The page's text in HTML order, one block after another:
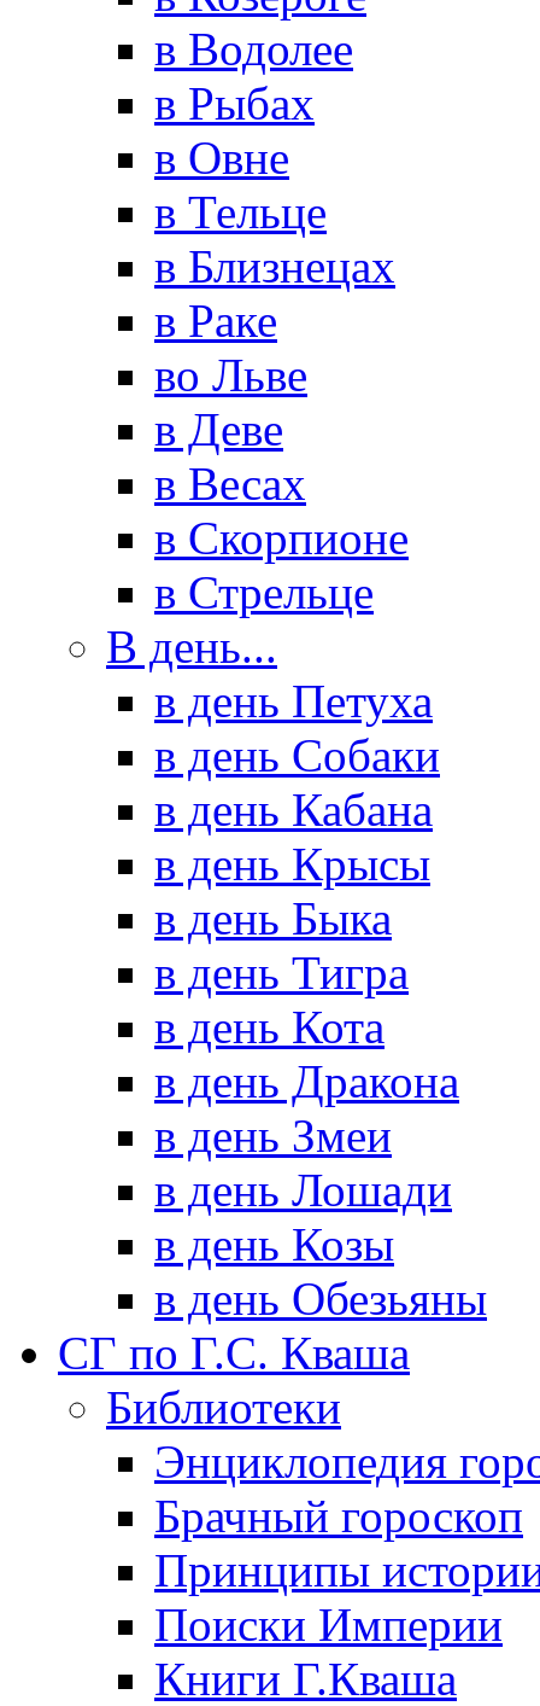
в Водолее
в Рыбах
в Овне
в Тельце
в Близнецах
в Раке
во Льве
в Деве
в Весах
в Скорпионе
в Стрельце
В день...
в день Петуха
в день Собаки
в день Кабана
в день Крысы
в день Быка
в день Тигра
в день Кота
в день Дракона
в день Змеи
в день Лошади
в день Козы
в день Обезьяны
СГ по Г.С. Кваша
Библиотеки
Энциклопедия
Брачный гороскоп
Принципы
Поиски Империи
Книги Г.Кваша